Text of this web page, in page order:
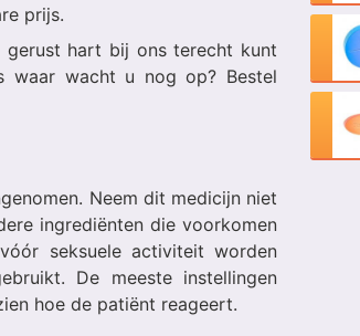
prijs.
gerust hart bij ons terecht kunt
waar wacht u nog op? Bestel
Neem dit medicijn niet
ingrediënten die voorkomen
seksuele activiteit worden
De meeste instellingen
hoe de patiënt reageert.